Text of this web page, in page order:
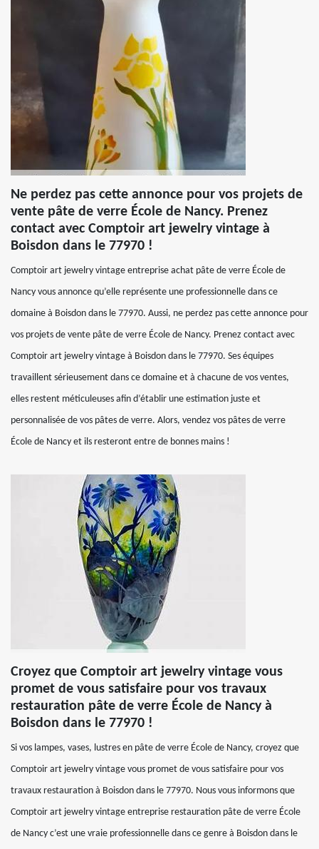
Ne perdez pas cette annonce pour vos projets de
vente pâte de verre École de Nancy. Prenez
contact avec Comptoir art jewelry vintage à
Boisdon dans le 77970 !
Comptoir art jewelry vintage entreprise achat pâte de verre École de
Nancy vous annonce qu’elle représente une professionnelle dans ce
domaine à Boisdon dans le 77970. Aussi, ne perdez pas cette annonce pour
vos projets de vente pâte de verre École de Nancy. Prenez contact avec
Comptoir art jewelry vintage à Boisdon dans le 77970. Ses équipes
travaillent sérieusement dans ce domaine et à chacune de vos ventes,
elles restent méticuleuses afin d’établir une estimation juste et
personnalisée de vos pâtes de verre. Alors, vendez vos pâtes de verre
École de Nancy et ils resteront entre de bonnes mains !
Croyez que Comptoir art jewelry vintage vous
promet de vous satisfaire pour vos travaux
restauration pâte de verre École de Nancy à
Boisdon dans le 77970 !
Si vos lampes, vases, lustres en pâte de verre École de Nancy, croyez que
Comptoir art jewelry vintage vous promet de vous satisfaire pour vos
travaux restauration à Boisdon dans le 77970. Nous vous informons que
Comptoir art jewelry vintage entreprise restauration pâte de verre École
de Nancy c’est une vraie professionnelle dans ce genre à Boisdon dans le